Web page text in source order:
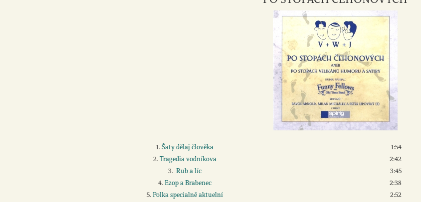
1.Šaty dělaj člověka
1:54
2.Tragedia vodníkova
2:42
3. Rub a líc
3:45
4.Ezop a Brabenec
2:38
5.Polka specialně aktuelní
2:52